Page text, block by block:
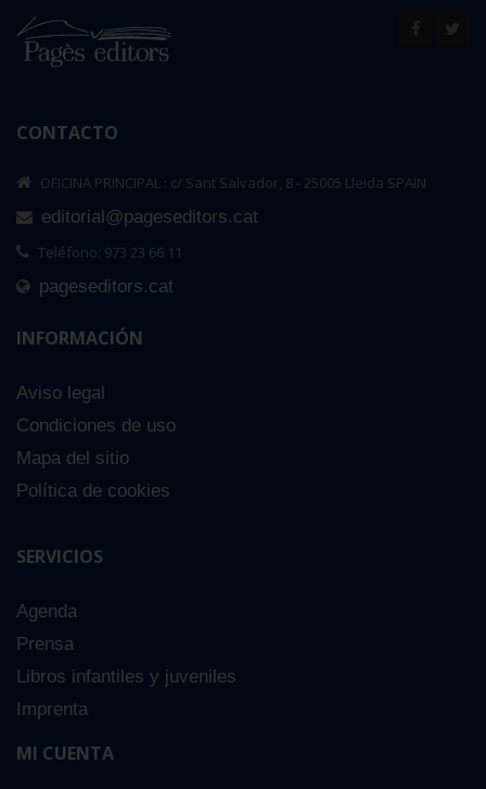
CONTACTO
OFICINA PRINCIPAL : c/ Sant Salvador, 8 - 25005 Lleida SPAIN
editorial@pageseditors.cat
Teléfono: 973 23 66 11
pageseditors.cat
INFORMACIÓN
Aviso legal
Condiciones de uso
Mapa del sitio
Política de cookies
SERVICIOS
Agenda
Prensa
Libros infantiles y juveniles
Imprenta
MI CUENTA